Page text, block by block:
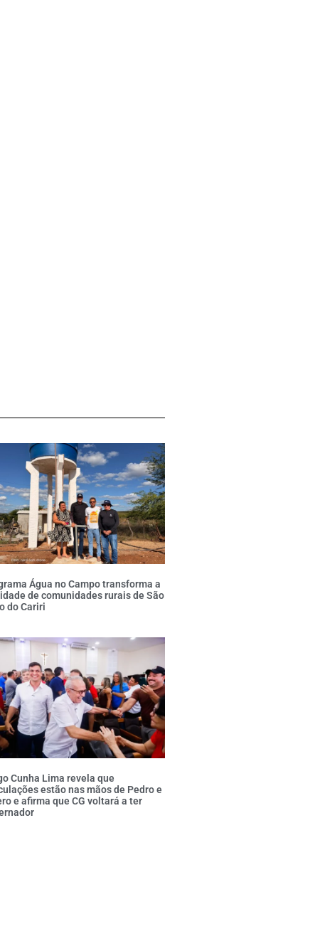
Água no Campo transforma a
de comunidades rurais de São
do Cariri
Cunha Lima revela que
estão nas mãos de Pedro e
e afirma que CG voltará a ter